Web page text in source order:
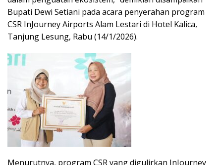
Bupati Dewi Setiani pada acara penyerahan program
CSR InJourney Airports Alam Lestari di Hotel Kalica,
Tanjung Lesung, Rabu (14/1/2026).
Menurutnya, program CSR yang digulirkan InJourney